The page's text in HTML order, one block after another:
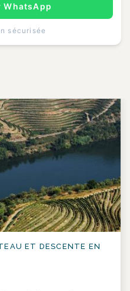
WhatsApp
sécurisée
ET DESCENTE EN